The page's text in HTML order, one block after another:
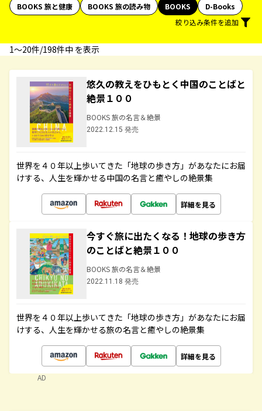
BOOKS 旅と健康
BOOKS 旅の読み物 BOOKS
D-Books
絞り込み条件を追加
1〜20件/198件中 を表示
悠久の教えをひもとく中国のことばと
絶景１００
BOOKS 旅の名言＆絶景
2022.12.15 発売
世界を４０年以上歩いてきた「地球の歩き方」があなたにお届
けする、人生を輝かせる中国の名言と癒やしの絶景集
詳細を見る
今すぐ旅に出たくなる！地球の歩き方
のことばと絶景１００
BOOKS 旅の名言＆絶景
2022.11.18 発売
世界を４０年以上歩いてきた「地球の歩き方」があなたにお届
けする、人生を輝かせる旅の名言と癒やしの絶景集
詳細を見る
AD